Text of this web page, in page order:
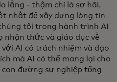
lắng - thậm chí là sợ hãi.
nhất để xây dựng lòng tin
tôi trong hành trình AI
nhận thức và giáo dục về
AI có trách nhiệm và đạo
mà AI có thể mang lại cho
đường sự nghiệp tổng